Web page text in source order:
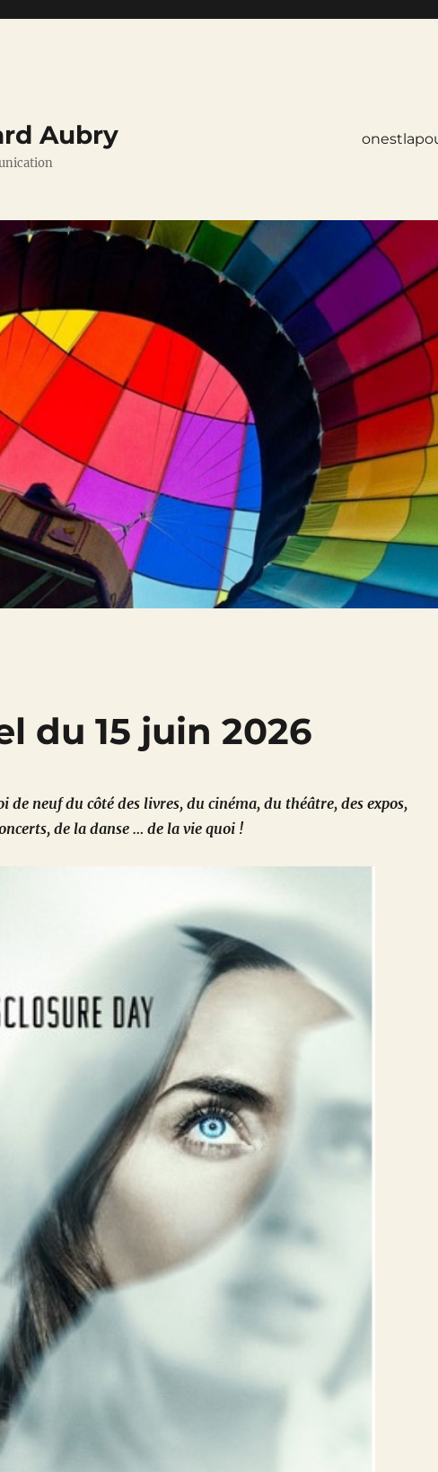
Aubry
du 15 juin 2026
de neuf du côté des livres, du cinéma, du théâtre, des expos,
de la danse … de la vie quoi !